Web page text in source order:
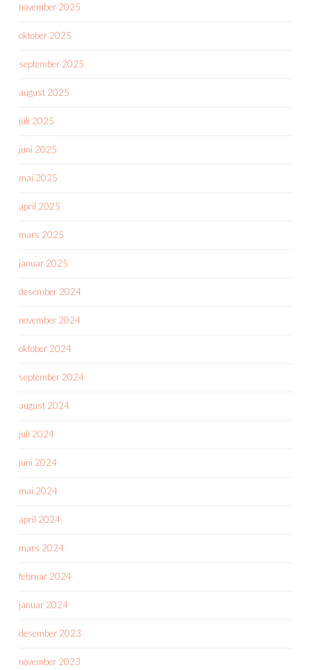
november 2025
oktober 2025
september 2025
august 2025
juli 2025
juni 2025
mai 2025
april 2025
mars 2025
januar 2025
desember 2024
november 2024
oktober 2024
september 2024
august 2024
juli 2024
juni 2024
mai 2024
april 2024
mars 2024
februar 2024
januar 2024
desember 2023
november 2023